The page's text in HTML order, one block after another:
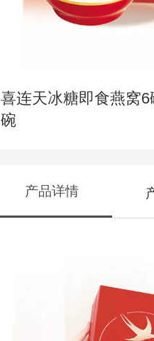
喜连天冰糖即食燕窝
碗
产品详情